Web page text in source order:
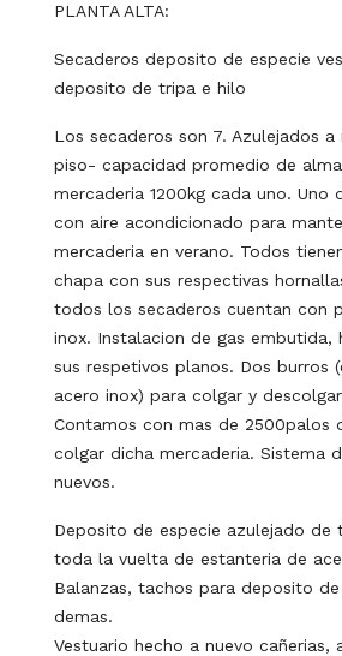
PLANTA ALTA:
Secaderos deposito de especie
deposito de tripa e hilo
Los secaderos son 7. Azulejados
piso- capacidad promedio de
mercaderia 1200kg cada uno. Uno
con aire acondicionado para
mercaderia en verano. Todos
chapa con sus respectivas
todos los secaderos cuentan con
inox. Instalacion de gas embutida,
sus respetivos planos. Dos burros
acero inox) para colgar y
Contamos con mas de 2500palos
colgar dicha mercaderia. Sistema
nuevos.
Deposito de especie azulejado de
toda la vuelta de estanteria de
Balanzas, tachos para deposito
demas.
Vestuario hecho a nuevo cañerias,